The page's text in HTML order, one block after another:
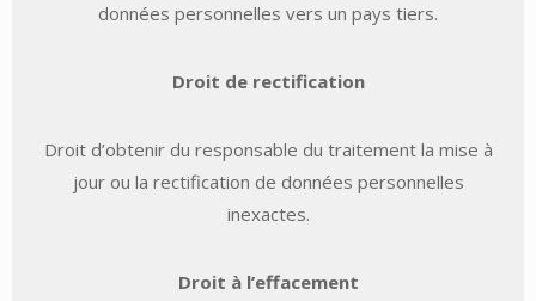
données personnelles vers un pays tiers.
Droit de rectification
Droit d’obtenir du responsable du traitement la mise à
jour ou la rectification de données personnelles
inexactes.
Droit à l’effacement